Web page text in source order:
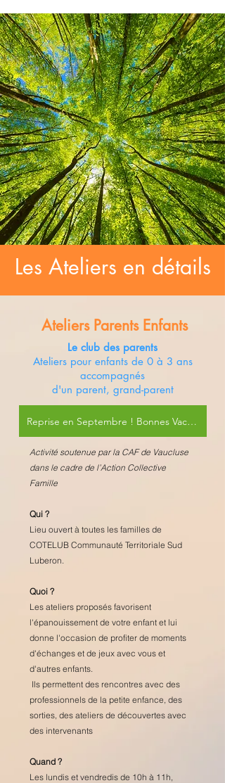
Les Ateliers en détails
Ateliers Parents Enfants
Le club des parents
Ateliers pour enfants de 0 à 3 ans
accompagnés
d'un parent, grand-parent
Reprise en Septembre ! Bonnes Vacances
Activité soutenue par la CAF de Vaucluse
dans le cadre de l’Action Collective
Famille
Qui ?
Lieu ouvert à toutes les familles de
COTELUB Communauté Territoriale Sud
Luberon.
Quoi ?
Les ateliers proposés favorisent
l'épanouissement de votre enfant et lui
donne l'occasion de profiter de moments
d'échanges et de jeux avec vous et
d'autres enfants.
Ils permettent des rencontres avec des
professionnels de la petite enfance, des
sorties, des ateliers de découvertes avec
des intervenants
Quand ?
Les lundis et vendredis de 10h à 11h,